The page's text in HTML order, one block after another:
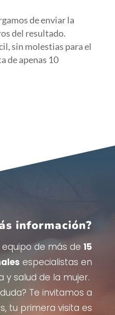
de enviar la
del resultado.
sin molestias para el
de apenas 10
información?
equipo de más de15
especialistas en
y salud de la mujer.
Te invitamos a
tu primera visita es